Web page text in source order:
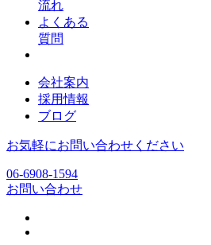
流れ
よくある
質問
会社案内
採用情報
ブログ
お気軽にお問い合わせください
06-6908-1594
お問い合わせ